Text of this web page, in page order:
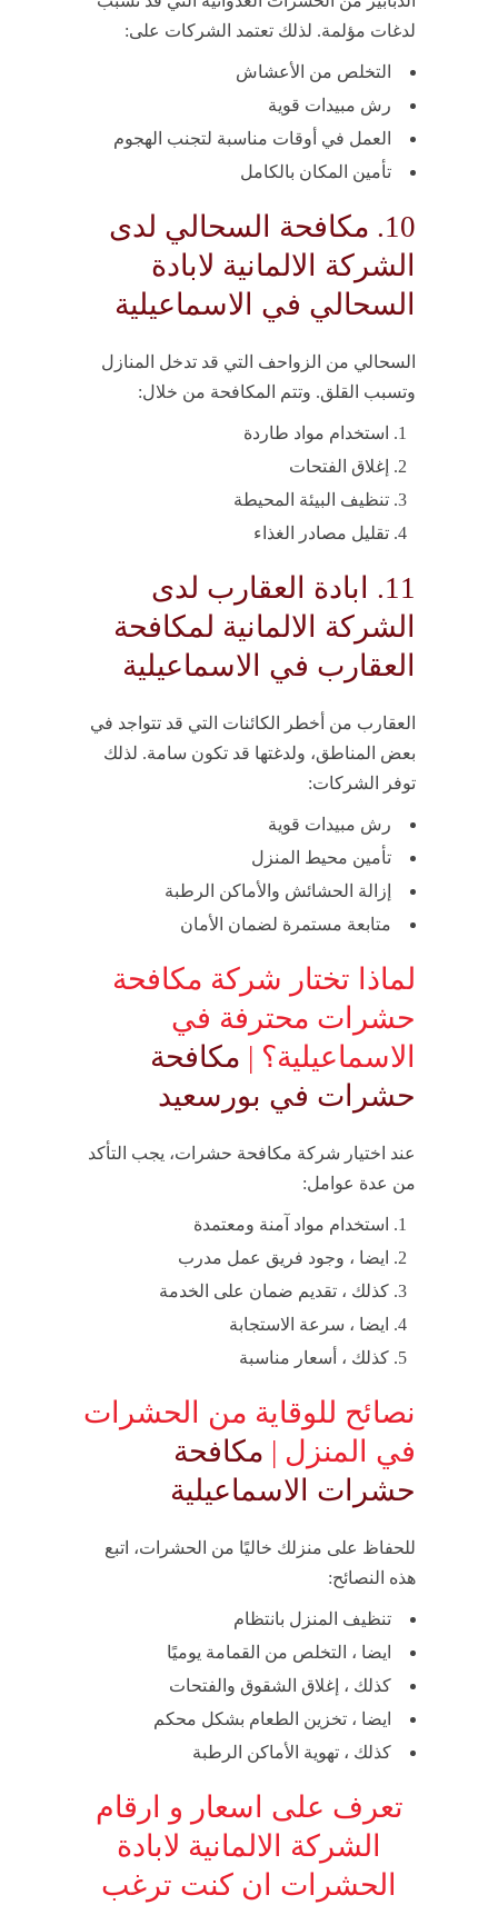
لدغات مؤلمة. لذلك تعتمد الشركات على:
التخلص من الأعشاش
رش مبيدات قوية
العمل في أوقات مناسبة لتجنب الهجوم
تأمين المكان بالكامل
10. مكافحة السحالي لدى
الشركة الالمانية لابادة
السحالي في الاسماعيلية
السحالي من الزواحف التي قد تدخل المنازل
وتسبب القلق. وتتم المكافحة من خلال:
استخدام مواد طاردة
إغلاق الفتحات
تنظيف البيئة المحيطة
تقليل مصادر الغذاء
11. ابادة العقارب لدى
الشركة الالمانية لمكافحة
العقارب في الاسماعيلية
العقارب من أخطر الكائنات التي قد تتواجد في
بعض المناطق، ولدغتها قد تكون سامة. لذلك
توفر الشركات:
رش مبيدات قوية
تأمين محيط المنزل
إزالة الحشائش والأماكن الرطبة
متابعة مستمرة لضمان الأمان
لماذا تختار شركة مكافحة
حشرات محترفة في
الاسماعيلية؟ | مكافحة
حشرات في بورسعيد
عند اختيار شركة مكافحة حشرات، يجب التأكد
من عدة عوامل:
استخدام مواد آمنة ومعتمدة
ايضا ، وجود فريق عمل مدرب
كذلك ، تقديم ضمان على الخدمة
ايضا ، سرعة الاستجابة
كذلك ، أسعار مناسبة
نصائح للوقاية من الحشرات
في المنزل | مكافحة
حشرات الاسماعيلية
للحفاظ على منزلك خاليًا من الحشرات، اتبع
هذه النصائح:
تنظيف المنزل بانتظام
ايضا ، التخلص من القمامة يوميًا
كذلك ، إغلاق الشقوق والفتحات
ايضا ، تخزين الطعام بشكل محكم
كذلك ، تهوية الأماكن الرطبة
تعرف على اسعار و ارقام
الشركة الالمانية لابادة
الحشرات ان كنت ترغب